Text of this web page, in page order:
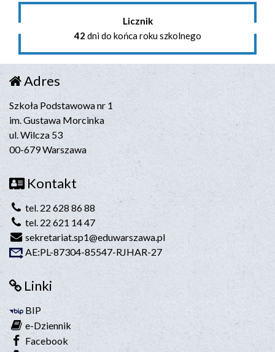
Licznik
42 dni do końca roku szkolnego
Adres
Szkoła Podstawowa nr 1
im. Gustawa Morcinka
ul. Wilcza 53
00-679 Warszawa
Kontakt
tel. 22 628 86 88
tel. 22 621 14 47
sekretariat.sp1@eduwarszawa.pl
AE:PL-87304-85547-RJHAR-27
Linki
BIP
e-Dziennik
Facebook